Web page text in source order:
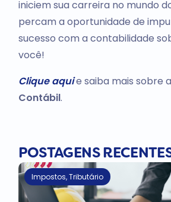
iniciem sua carreira no mundo
percam a oportunidade de
sucesso com a contabilidade
você!
Clique aquie saiba mais sobre a
Contábil.
POSTAGENS
Impostos,Tributário